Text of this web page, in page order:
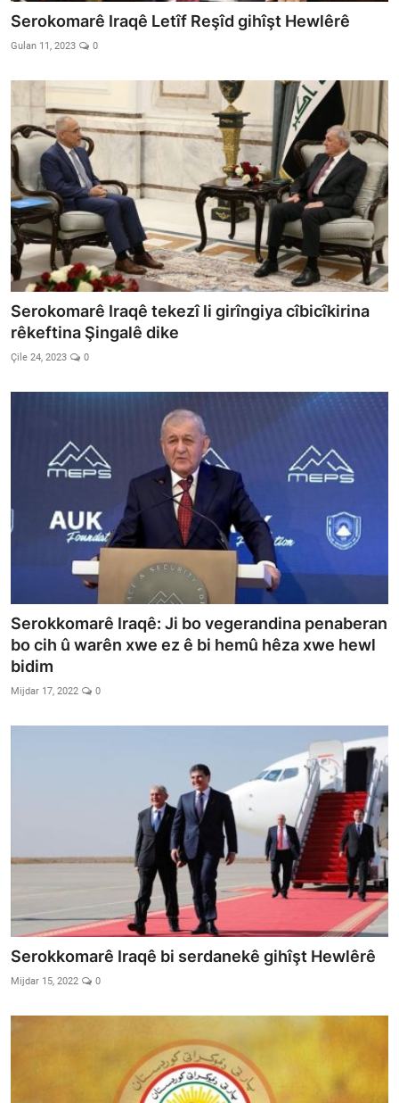
Serokomarê Iraqê Letîf Reşîd gihîşt Hewlêrê
Gulan 11, 2023 0
Serokomarê Iraqê tekezî li girîngiya cîbicîkirina
rêkeftina Şingalê dike
Çile 24, 2023 0
Serokkomarê Iraqê: Ji bo vegerandina penaberan
bo cih û warên xwe ez ê bi hemû hêza xwe hewl
bidim
Mijdar 17, 2022 0
Serokkomarê Iraqê bi serdanekê gihîşt Hewlêrê
Mijdar 15, 2022 0